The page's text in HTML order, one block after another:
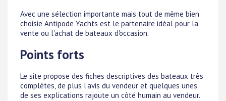
Avec une sélection importante mais tout de même bien
choisie Antipode Yachts est le partenaire idéal pour la
vente ou l'achat de bateaux d'occasion.
Points forts
Le site propose des fiches descriptives des bateaux très
complètes, de plus l'avis du vendeur et quelques unes
de ses explications rajoute un côté humain au vendeur.